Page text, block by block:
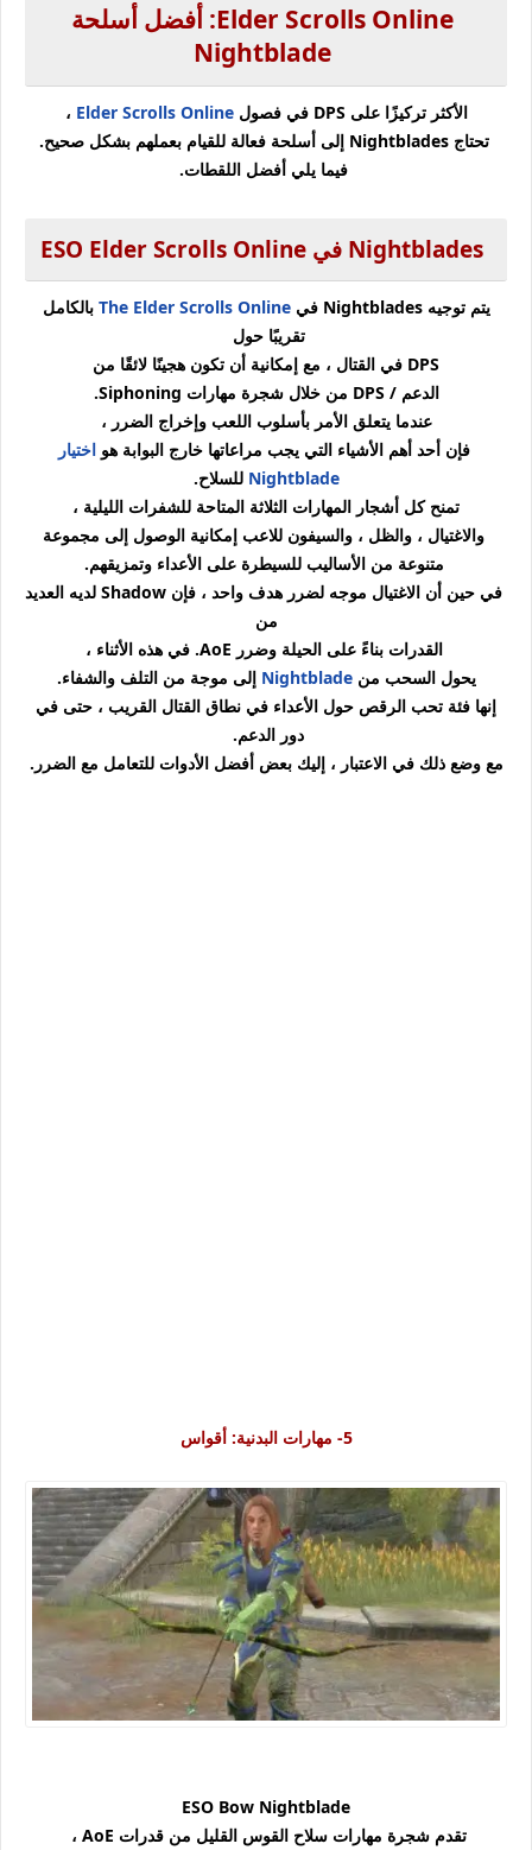
Elder Scrolls Online: أفضل أسلحة
Nightblade
الأكثر تركيزًا على DPS في فصول Elder Scrolls Online ،
تحتاج Nightblades إلى أسلحة فعالة للقيام بعملهم بشكل صحيح.
فيما يلي أفضل اللقطات.
Nightblades في ESO Elder Scrolls Online
يتم توجيه Nightblades في The Elder Scrolls Online بالكامل
تقريبًا حول
DPS في القتال ، مع إمكانية أن تكون هجينًا لائقًا من
الدعم / DPS من خلال شجرة مهارات Siphoning.
عندما يتعلق الأمر بأسلوب اللعب وإخراج الضرر ،
فإن أحد أهم الأشياء التي يجب مراعاتها خارج البوابة هواختيار
Nightblade للسلاح.
تمنح كل أشجار المهارات الثلاثة المتاحة للشفرات الليلية ،
والاغتيال ، والظل ، والسيفون للاعب إمكانية الوصول إلى مجموعة
متنوعة من الأساليب للسيطرة على الأعداء وتمزيقهم.
في حين أن الاغتيال موجه لضرر هدف واحد ، فإن Shadow لديه العديد
من
القدرات بناءً على الحيلة وضرر AoE. في هذه الأثناء ،
يحول السحب من Nightblade
إلى موجة من التلف والشفاء.
إنها فئة تحب الرقص حول الأعداء في نطاق القتال القريب ، حتى في
دور الدعم.
مع وضع ذلك في الاعتبار ، إليك بعض أفضل الأدوات للتعامل مع الضرر.
5- مهارات البدنية: أقواس
ESO Bow Nightblade
تقدم شجرة مهارات سلاح القوس القليل من قدرات AoE ،